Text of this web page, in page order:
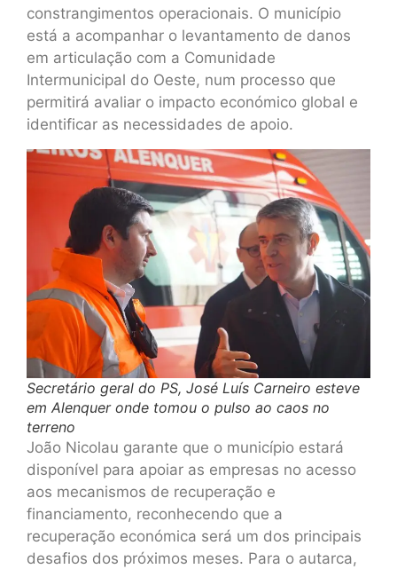
constrangimentos operacionais. O município
está a acompanhar o levantamento de danos
em articulação com a Comunidade
Intermunicipal do Oeste, num processo que
permitirá avaliar o impacto económico global e
identificar as necessidades de apoio.
Secretário geral do PS, José Luís Carneiro esteve
em Alenquer onde tomou o pulso ao caos no
terreno
João Nicolau garante que o município estará
disponível para apoiar as empresas no acesso
aos mecanismos de recuperação e
financiamento, reconhecendo que a
recuperação económica será um dos principais
desafios dos próximos meses. Para o autarca,